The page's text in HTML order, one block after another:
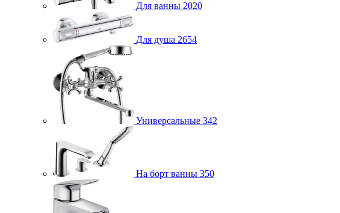
Для ванны 2020
Для душа 2654
Универсальные 342
На борт ванны 350